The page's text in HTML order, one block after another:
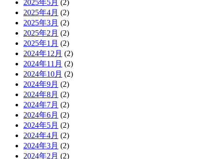
2025年5月 (2)
2025年4月 (2)
2025年3月 (2)
2025年2月 (2)
2025年1月 (2)
2024年12月 (2)
2024年11月 (2)
2024年10月 (2)
2024年9月 (2)
2024年8月 (2)
2024年7月 (2)
2024年6月 (2)
2024年5月 (2)
2024年4月 (2)
2024年3月 (2)
2024年2月 (2)